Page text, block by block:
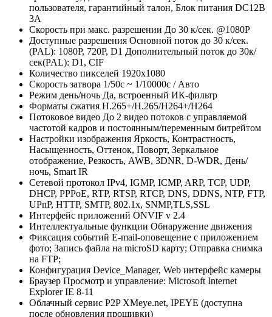
пользователя, гарантийный талон, Блок питания DC12В
3А
Скорость при макс. разрешении До 30 к/сек. @1080P
Доступные разрешения Основной поток до 30 к/сек.
(PAL): 1080P, 720P, D1 Дополнительный поток до 30к/
сек(PAL): D1, CIF
Количество пикселей 1920x1080
Скорость затвора 1/50с ~ 1/10000с / Авто
Режим день/ночь Да, встроенный ИК-фильтр
Форматы сжатия H.265+/H.265/H264+/H264
Потоковое видео До 2 видео потоков с управляемой
частотой кадров и постоянным/переменным битрейтом
Настройки изображения Яркость, Контрастность,
Насыщенность, Оттенок, Поворт, Зеркальное
отображение, Резкость, AWB, 3DNR, D-WDR, День/
ночь, Smart IR
Сетевой протокол IPv4, IGMP, ICMP, ARP, TCP, UDP,
DHCP, PPPoE, RTP, RTSP, RTCP, DNS, DDNS, NTP, FTP,
UPnP, HTTP, SMTP, 802.1x, SNMP,TLS,SSL
Интерфейс приложений ONVIF v 2.4
Интеллектуальные функции Обнаружение движения
Фиксация событий E-mail-оповещение с приложением
фото; Запись файла на microSD карту; Отправка снимка
на FTP;
Конфигурация Device_Manager, Web интерфейс камеры
Браузер Просмотр и управление: Microsoft Internet
Explorer IE 8-11
Облачный сервис P2P XMeye.net, IPEYE (доступна
после обновления прошивки)